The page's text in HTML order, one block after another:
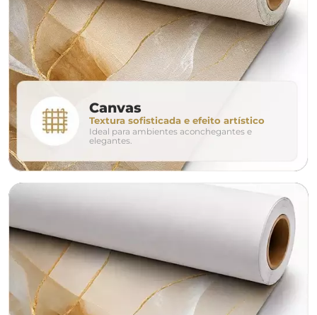
280cm 320cm
conjunto
avulso duo
o tamanho ideal para o seu ambiente é
Canvas
Textura sofisticada e efeito artístico
Ideal para ambientes aconchegantes e
elegantes.